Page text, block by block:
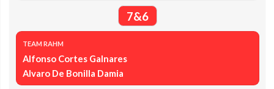
7&6
TEAM RAHM
Alfonso Cortes Galnares
Alvaro De Bonilla Damia